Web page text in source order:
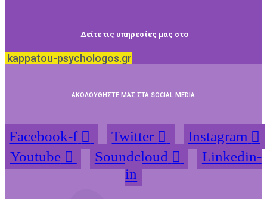
Δείτε τις υπηρεσίες μας στο
kappatou-psychologos.gr
ΑΚΟΛΟΥΘΗΣΤΕ ΜΑΣ ΣΤΑ SOCIAL MEDIA
Facebook-f Twitter
Instagram
Youtube
Soundcloud
Linkedin-
in